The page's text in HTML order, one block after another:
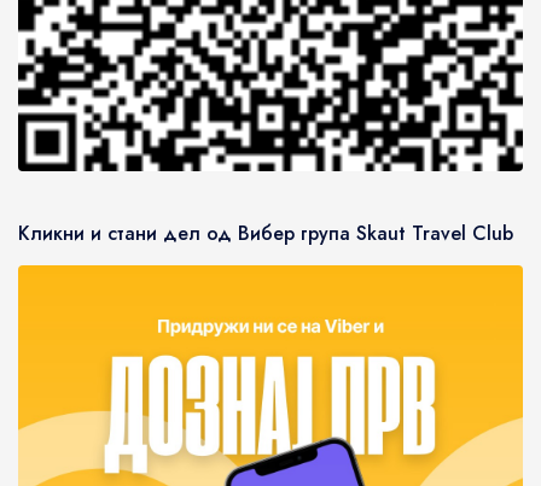
Кликни и стани дел од Вибер група Skaut Travel Club